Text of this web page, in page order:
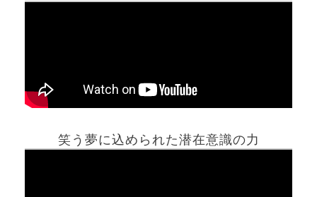
笑う夢に込められた潜在意識の力